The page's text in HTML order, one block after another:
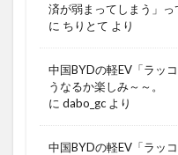
済が弱まってしまう」っ
に ちりとて より
中国BYDの軽EV「ラッ
うなるか楽しみ～～。
に dabo_gc より
中国BYDの軽EV「ラッ